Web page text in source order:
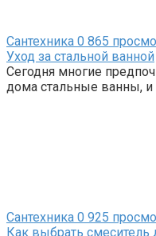
Сантехника 0 865
Уход за стальной ванной
Сегодня многие
дома стальные ванны, и
Сантехника 0 925
Как выбрать смеситель